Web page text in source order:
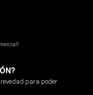
para poder